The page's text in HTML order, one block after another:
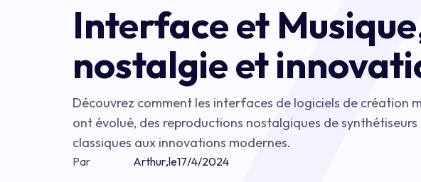
Interface et
nostalgie et
Découvrez comment les interfaces de logiciels de création
ont évolué, des reproductions nostalgiques de synthétiseurs
classiques aux innovations modernes.
Par Arthur,le17/4/2024